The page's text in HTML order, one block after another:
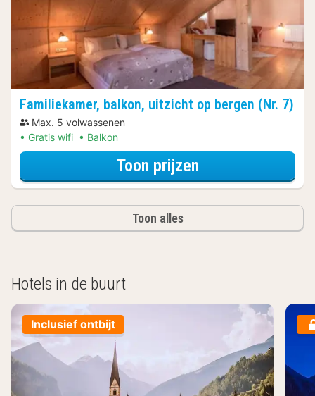
Familiekamer, balkon, uitzicht op bergen (Nr. 7)
Max. 5 volwassenen
Gratis wifi
Balkon
Toon prijzenvoor
Toon alles
Hotels in de buurt
Inclusief ontbijt